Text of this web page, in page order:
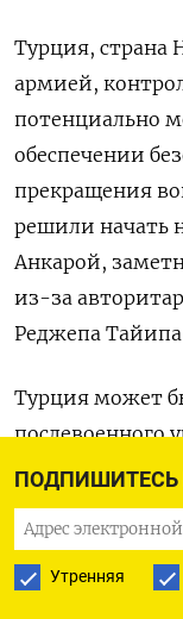
Утренняя
Турция, страна
армией,
потенциально
обеспечении
прекращения
решили начать
Анкарой,
из-за
Реджепа Тайипа
Турция может
послевоенного
еврокомиссар
Кос накануне
изменит
Черноморском